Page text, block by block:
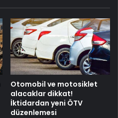
Otomobil ve motosiklet
alacaklar dikkat!
İktidardan yeni ÖTV
düzenlemesi